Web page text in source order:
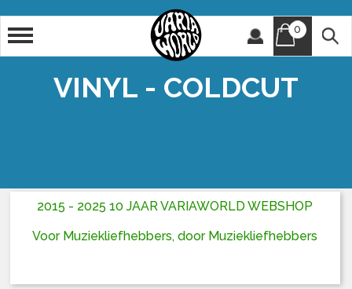
0
VINYL - COLDCUT
2015 - 2025 10 JAAR VARIAWORLD WEBSHOP
Voor Muziekliefhebbers, door Muziekliefhebbers